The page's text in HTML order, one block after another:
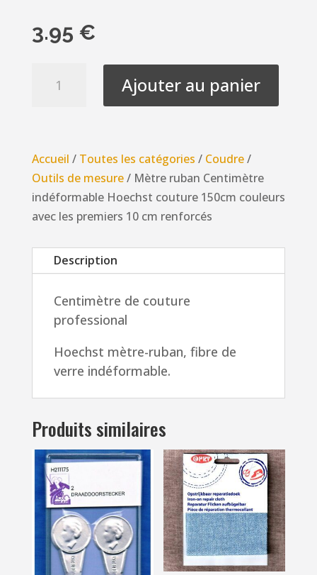
3.95 €
indéformable
Hoechst
couture
150cm
couleurs
avec
premiers
renforcés
Ajouter au panier
Accueil / Toutes les catégories / Coudre/
Outils de mesure/ Mètre ruban Centimètre
indéformable Hoechst couture 150cm couleurs
avec les premiers 10 cm renforcés
Description
Centimètre de couture
professional
Hoechst mètre-ruban, fibre de
verre indéformable.
Produits similaires